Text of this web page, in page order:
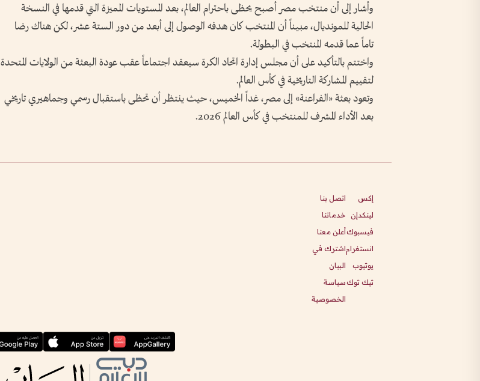
وأشار إلى أن منتخب مصر أصبح يحظى باحترام العالم، بعد المستويات المميزة التي قدمها في النسخة
الحالية للمونديال، مبيناً أن المنتخب كان هدفه الوصول إلى أبعد من دور الستة عشر، لكن هناك رضا
تاماً عما قدمه المنتخب في البطولة.
واختتم بالتأكيد على أن مجلس إدارة اتحاد الكرة سيعقد اجتماعاً عقب عودة البعثة من الولايات المتحدة
لتقييم المشاركة التاريخية في كأس العالم.
وتعود بعثة «الفراعنة» إلى مصر، غداً الخميس، حيث ينتظر أن تحظى باستقبال رسمي وجماهيري تاريخي
بعد الأداء المشرف للمنتخب في كأس العالم 2026.
إكس
لينكدإن
فيسبوك
انستغرام
يوتيوب
تيك توك
اتصل بنا
خدماتنا
أعلن معنا
اشترك في
البيان
سياسة
الخصوصية